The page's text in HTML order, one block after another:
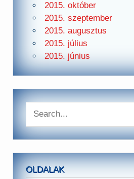
2015. október
2015. szeptember
2015. augusztus
2015. július
2015. június
OLDALAK